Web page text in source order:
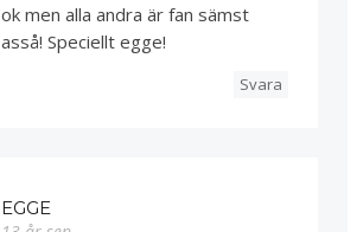
ok men alla andra är fan sämst
asså! Speciellt egge!
Svara
EGGE